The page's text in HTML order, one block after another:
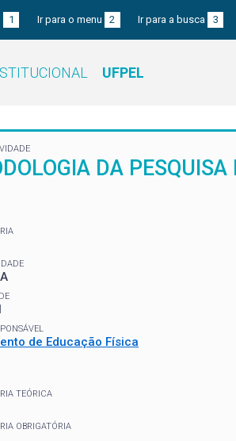
1 Ir para o menu 2 Ir para a busca 3
UFPEL
DA
de Educação Física
TEÓRICA
OBRIGATÓRIA